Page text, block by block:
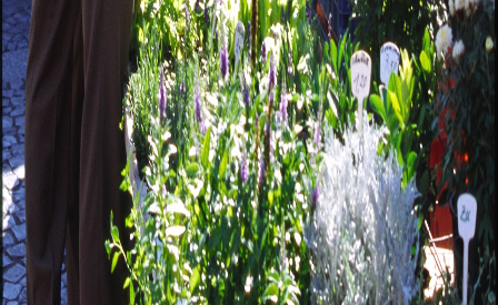
Private Krankenversicherungmit Beihilfetarif
Ergänzt die Beihilfe des Dienstherrn und deckt den
verbleibenden Teil der Krankheitskosten ab.
Beihilfeberatungin allen Abrechnungsfragen
Beamtenbeihilfe.com)
Dienst- bzw. Amtshaftpflichtversicherung
Schützt vor finanziellen Folgen von Schäden, die
während der Dienstausübung entstehen und für die
Beamte persönlich haften.